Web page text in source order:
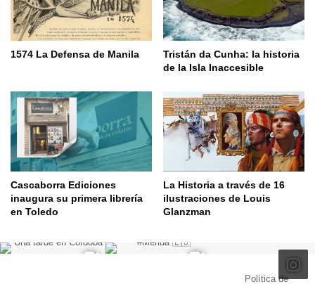
1574 La Defensa de Manila
Tristán da Cunha: la historia
de la Isla Inaccesible
Cascaborra Ediciones
inaugura su primera librería
en Toledo
La Historia a través de 16
ilustraciones de Louis
Glanzman
Política de